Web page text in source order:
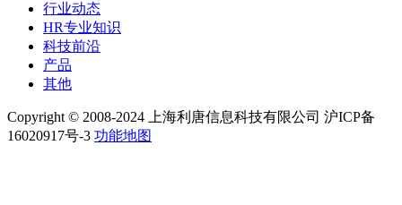
行业动态
HR专业知识
科技前沿
产品
其他
Copyright © 2008-2024 上海利唐信息科技有限公司 沪ICP备
16020917号-3 功能地图